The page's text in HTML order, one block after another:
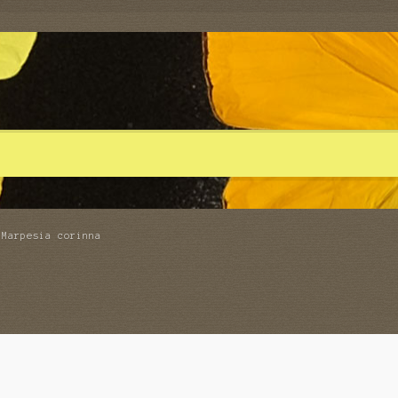
corinna